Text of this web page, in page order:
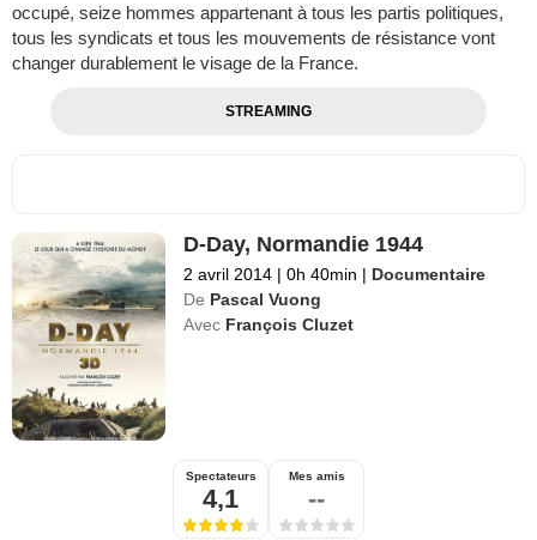
occupé, seize hommes appartenant à tous les partis politiques,
tous les syndicats et tous les mouvements de résistance vont
changer durablement le visage de la France.
STREAMING
D-Day, Normandie 1944
2 avril 2014 | 0h 40min | Documentaire
De Pascal Vuong
Avec François Cluzet
Spectateurs
4,1
Mes amis
--